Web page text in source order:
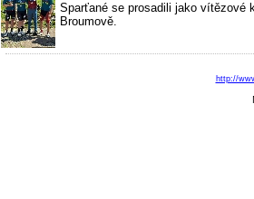
Sparťané se prosadili jako vítězové
Broumově.
http://